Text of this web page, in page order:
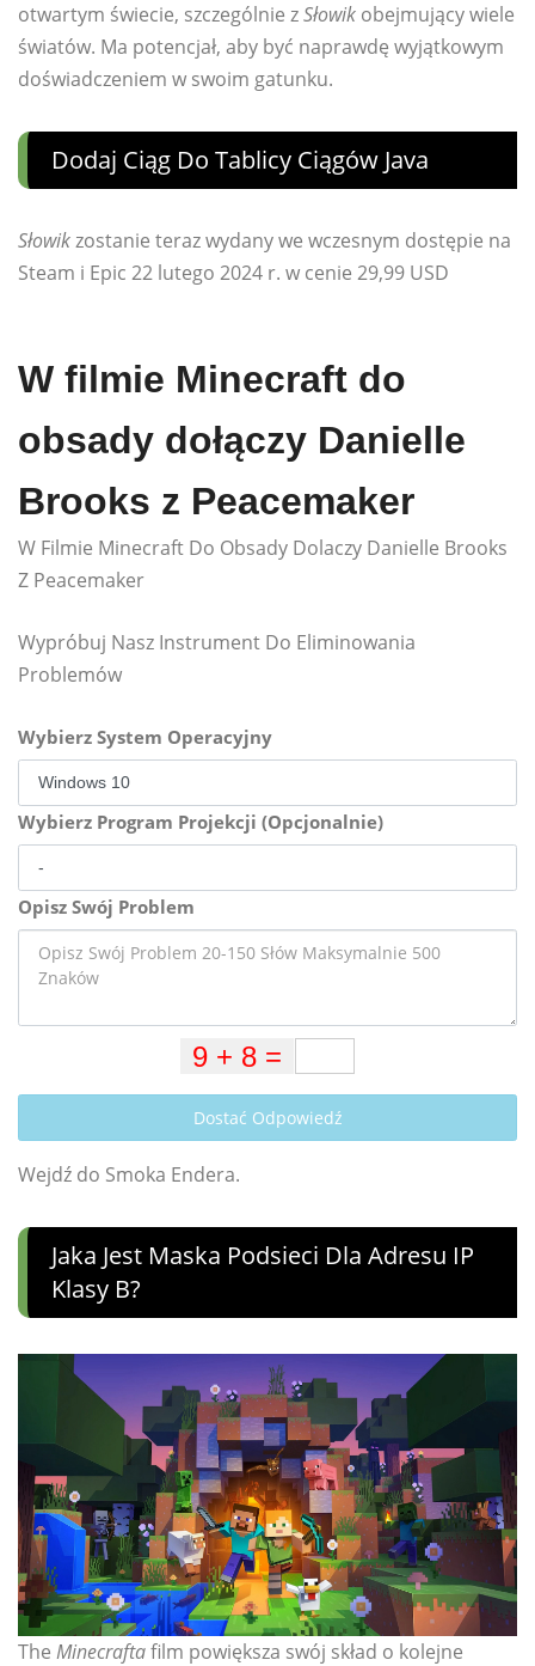
otwartym świecie, szczególnie zSłowik obejmujący wiele
światów. Ma potencjał, aby być naprawdę wyjątkowym
doświadczeniem w swoim gatunku.
Dodaj Ciąg Do Tablicy Ciągów Java
Słowikzostanie teraz wydany we wczesnym dostępie na
Steam i Epic 22 lutego 2024 r. w cenie 29,99 USD
W filmie Minecraft do
obsady dołączy Danielle
Brooks z Peacemaker
W Filmie Minecraft Do Obsady Dolaczy Danielle Brooks
Z Peacemaker
Wypróbuj Nasz Instrument Do Eliminowania
Problemów
Wybierz System Operacyjny
Wybierz Program Projekcji (Opcjonalnie)
Opisz Swój Problem
Dostać Odpowiedź
Wejdź do Smoka Endera.
Jaka Jest Maska ​​podsieci Dla Adresu IP
Klasy B?
The Minecraftafilm powiększa swój skład o kolejne